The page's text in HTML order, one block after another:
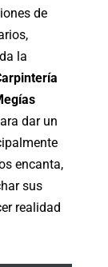
de
la
dar un
encanta,
sus
realidad